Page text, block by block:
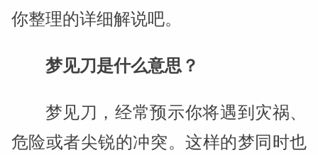
你整理的详细解说吧。
梦见刀是什么意思？
梦见刀，经常预示你将遇到灾祸、
危险或者尖锐的冲突。这样的梦同时也